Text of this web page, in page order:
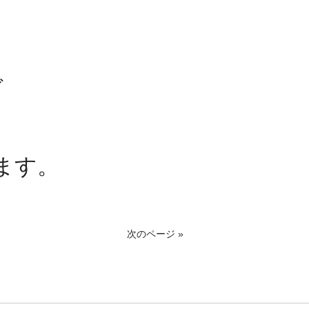
。
次のページ »